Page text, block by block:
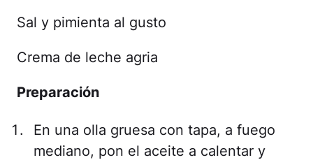
Sal y pimienta al gusto
Crema de leche agria
Preparación
En una olla gruesa con tapa, a fuego
mediano, pon el aceite a calentar y